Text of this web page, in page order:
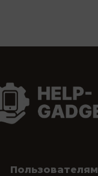
Пользователям